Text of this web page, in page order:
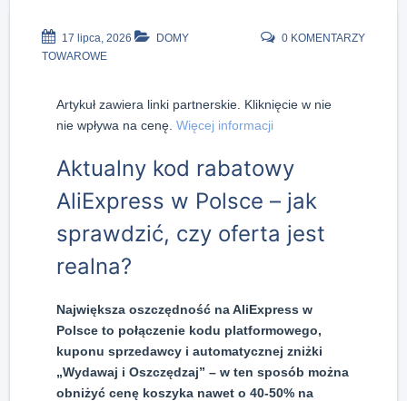
17 lipca, 2026
DOMY
TOWAROWE
0 KOMENTARZY
Artykuł zawiera linki partnerskie. Kliknięcie w nie
nie wpływa na cenę. Więcej informacji
Aktualny kod rabatowy
AliExpress w Polsce – jak
sprawdzić, czy oferta jest
realna?
Największa oszczędność na AliExpress w
Polsce to połączenie kodu platformowego,
kuponu sprzedawcy i automatycznej zniżki
„Wydawaj i Oszczędzaj” – w ten sposób można
obniżyć cenę koszyka nawet o 40-50% na